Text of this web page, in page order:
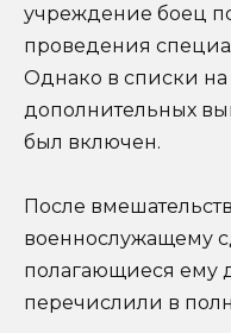
учреждение боец
проведения
Однако в списки на
дополнительных
был включен.
После
военнослужащему
полагающиеся ему
перечислили в